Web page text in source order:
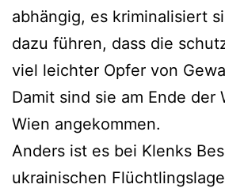
abhängig, es kriminalisiert
dazu führen, dass die
viel leichter Opfer von
Damit sind sie am Ende der
Wien angekommen.
Anders ist es bei Klenks
ukrainischen